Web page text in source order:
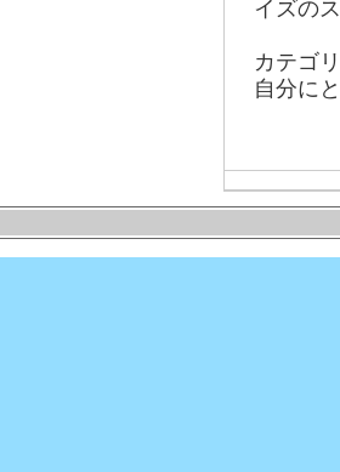
イズの
カテゴ
自分に